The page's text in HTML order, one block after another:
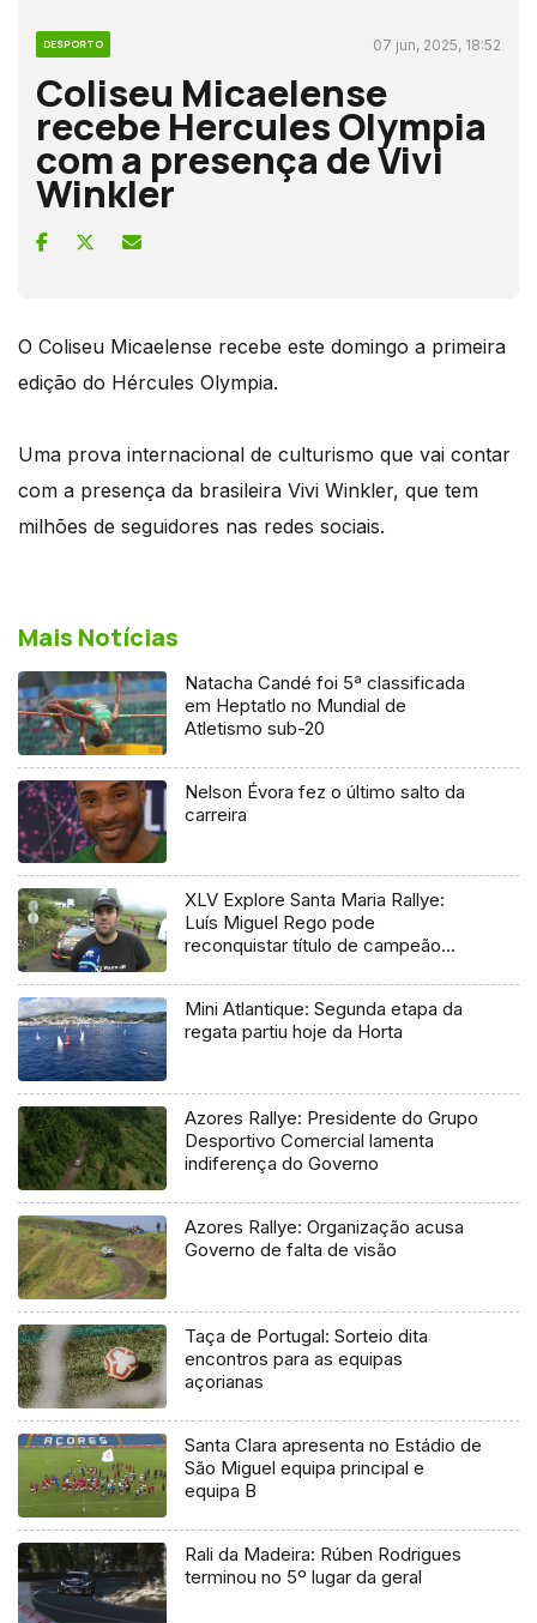
DESPORTO 07 jun, 2025, 18:52
Coliseu Micaelense
recebe Hercules Olympia
com a presença de Vivi
Winkler
O Coliseu Micaelense recebe este domingo a primeira
edição do Hércules Olympia.
Uma prova internacional de culturismo que vai contar
com a presença da brasileira Vivi Winkler, que tem
milhões de seguidores nas redes sociais.
Mais Notícias
Natacha Candé foi 5ª classificada
em Heptatlo no Mundial de
Atletismo sub-20
Nelson Évora fez o último salto da
carreira
XLV Explore Santa Maria Rallye:
Luís Miguel Rego pode
reconquistar título de campeão
Mini Atlantique: Segunda etapa da
regata partiu hoje da Horta
Azores Rallye: Presidente do Grupo
Desportivo Comercial lamenta
indiferença do Governo
Azores Rallye: Organização acusa
Governo de falta de visão
Taça de Portugal: Sorteio dita
encontros para as equipas
açorianas
Santa Clara apresenta no Estádio de
São Miguel equipa principal e
equipa B
Rali da Madeira: Rúben Rodrigues
terminou no 5º lugar da geral